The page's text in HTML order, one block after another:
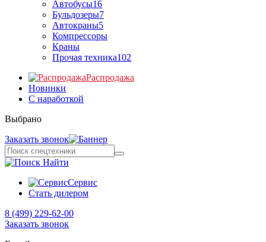
Автобусы16
Бульдозеры7
Автокраны5
Компрессоры
Краны
Прочая техника102
Распродажа
Новинки
С наработкой
Выбрано
Заказать звонок
Найти
Сервис
Стать дилером
8 (499) 229-62-00
Заказать звонок